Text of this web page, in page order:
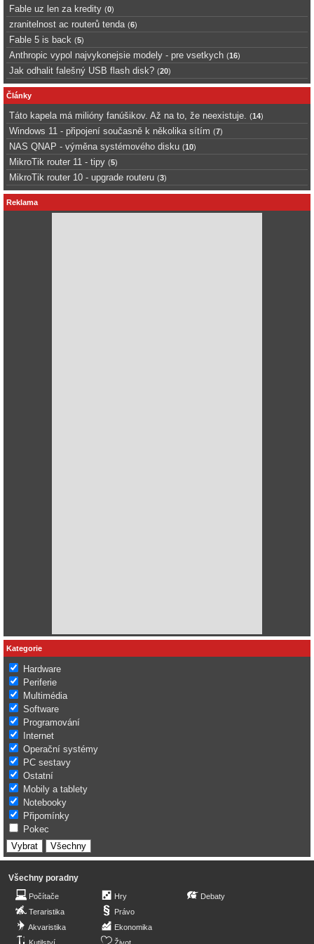
Fable uz len za kredity (0)
zranitelnost ac routerů tenda (6)
Fable 5 is back (5)
Anthropic vypol najvykonejsie modely - pre vsetkych (16)
Jak odhalit falešný USB flash disk? (20)
Články
Táto kapela má milióny fanúšikov. Až na to, že neexistuje. (14)
Windows 11 - připojení současně k několika sítím (7)
NAS QNAP - výměna systémového disku (10)
MikroTik router 11 - tipy (5)
MikroTik router 10 - upgrade routeru (3)
Reklama
Kategorie
Hardware
Periferie
Multimédia
Software
Programování
Internet
Operační systémy
PC sestavy
Ostatní
Mobily a tablety
Notebooky
Připomínky
Pokec
Všechny poradny
Počítače
Teraristika
Akvaristika
Hry
Právo
Ekonomika
Debaty